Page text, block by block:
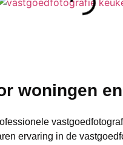
woningen
ervaring in de